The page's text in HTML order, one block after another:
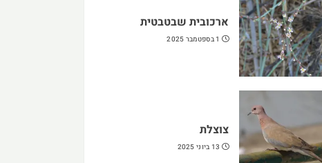
ארכובית שבטבטית
1 בספטמבר 2025
צוצלת
13 ביוני 2025